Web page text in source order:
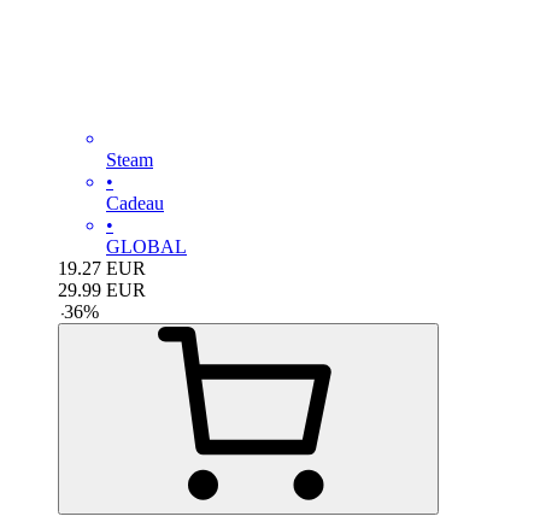
Steam
•
Cadeau
•
GLOBAL
19.27 EUR
29.99 EUR
-36%